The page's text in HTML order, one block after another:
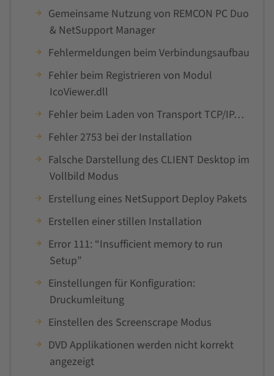
Gemeinsame Nutzung von REMCON PC Duo
& NetSupport Manager
Fehlermeldungen beim Verbindungsaufbau
Fehler beim Registrieren von Modul
IcoViewer.dll
Fehler beim Laden von Transport TCP/IP…
Fehler 2753 bei der Installation
Falsche Darstellung des CLIENT Desktop im
Vollbild Modus
Erstellung eines NetSupport Deploy Pakets
Erstellen einer stillen Installation
Error 111: “Insufficient memory to run
Setup”
Einstellungen für Konfiguration:
Druckumleitung
Einstellen des Screenscrape Modus
DVD Applikationen werden nicht korrekt
angezeigt